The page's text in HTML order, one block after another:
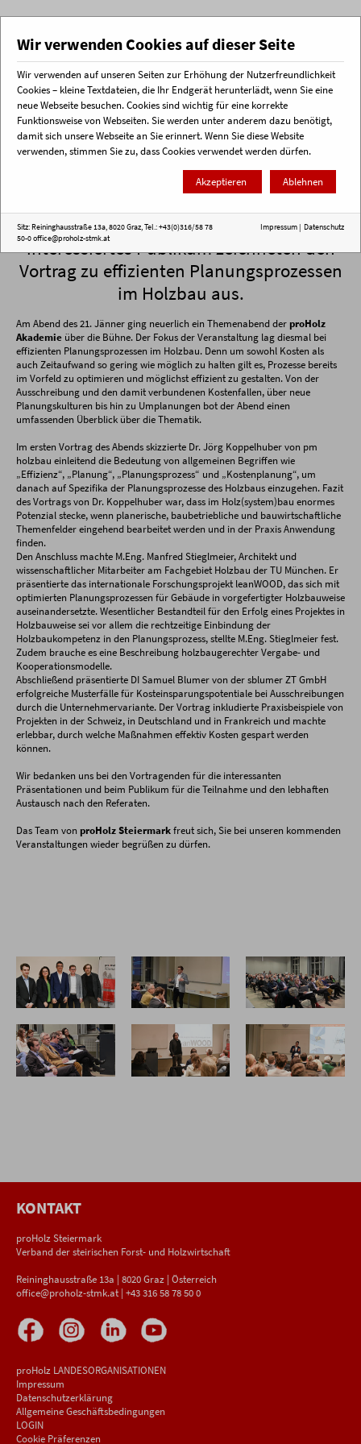
Menü
Startseite Veranstaltungsrückblick Erfolgreicher Themenabend der proHolz Akademie
Erfolgreicher Themenabend der
proHolz Akademie
Hochkarätige Vortragende und ein
interessiertes Publikum zeichneten den
Vortrag zu effizienten Planungsprozessen
im Holzbau aus.
Am Abend des 21. Jänner ging neuerlich ein Themenabend derproHolz
Akademie über die Bühne. Der Fokus der Veranstaltung lag diesmal bei
effizienten Planungsprozessen im Holzbau. Denn um sowohl Kosten als
auch Zeitaufwand so gering wie möglich zu halten gilt es, Prozesse bereits
im Vorfeld zu optimieren und möglichst effizient zu gestalten. Von der
Ausschreibung und den damit verbundenen Kostenfallen, über neue
Planungskulturen bis hin zu Umplanungen bot der Abend einen
umfassenden Überblick über die Thematik.
Im ersten Vortrag des Abends skizzierte Dr. Jörg Koppelhuber von pm
holzbau einleitend die Bedeutung von allgemeinen Begriffen wie
„Effizienz“, „Planung“, „Planungsprozess“ und „Kostenplanung“, um
danach auf Spezifika der Planungsprozesse des Holzbaus einzugehen. Fazit
des Vortrags von Dr. Koppelhuber war, dass im Holz(system)bau enormes
Potenzial stecke, wenn planerische, baubetriebliche und bauwirtschaftliche
Themenfelder eingehend bearbeitet werden und in der Praxis Anwendung
finden.
Den Anschluss machte M.Eng. Manfred Stieglmeier, Architekt und
wissenschaftlicher Mitarbeiter am Fachgebiet Holzbau der TU München. Er
präsentierte das internationale Forschungsprojekt leanWOOD, das sich mit
optimierten Planungsprozessen für Gebäude in vorgefertigter Holzbauweise
auseinandersetzte. Wesentlicher Bestandteil für den Erfolg eines Projektes in
Holzbauweise sei vor allem die rechtzeitige Einbindung der
Holzbaukompetenz in den Planungsprozess, stellte M.Eng. Stieglmeier fest.
Zudem brauche es eine Beschreibung holzbaugerechter Vergabe- und
Kooperationsmodelle.
Abschließend präsentierte DI Samuel Blumer von der sblumer ZT GmbH
erfolgreiche Musterfälle für Kosteinsparungspotentiale bei Ausschreibungen
durch die Unternehmervariante. Der Vortrag inkludierte Praxisbeispiele von
Projekten in der Schweiz, in Deutschland und in Frankreich und machte
erlebbar, durch welche Maßnahmen effektiv Kosten gespart werden
können.
Wir bedanken uns bei den Vortragenden für die interessanten
Präsentationen und beim Publikum für die Teilnahme und den lebhaften
Austausch nach den Referaten.
Das Team von proHolz Steiermarkfreut sich, Sie bei unseren kommenden
Veranstaltungen wieder begrüßen zu dürfen.
KONTAKT
proHolz Steiermark
Verband der steirischen Forst- und Holzwirtschaft
Reininghausstraße 13a | 8020 Graz | Österreich
office@proholz-stmk.at | +43 316 58 78 50 0
proHolz LANDESORGANISATIONEN
Impressum
Datenschutzerklärung
Allgemeine Geschäftsbedingungen
LOGIN
Cookie Präferenzen
Wir verwenden Cookies auf dieser Seite
Wir verwenden auf unseren Seiten zur Erhöhung der Nutzerfreundlichkeit
Cookies – kleine Textdateien, die Ihr Endgerät herunterlädt, wenn Sie eine
neue Webseite besuchen. Cookies sind wichtig für eine korrekte
Funktionsweise von Webseiten. Sie werden unter anderem dazu benötigt,
damit sich unsere Webseite an Sie erinnert. Wenn Sie diese Website
verwenden, stimmen Sie zu, dass Cookies verwendet werden dürfen.
Akzeptieren Ablehnen
Sitz: Reininghausstraße 13a, 8020 Graz, Tel.: +43(0)316/58 78
50-0office@proholz-stmk.at
Impressum | Datenschutz